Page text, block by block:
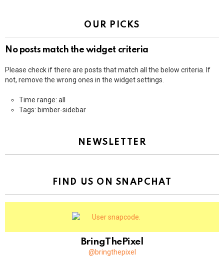
OUR PICKS
No posts match the widget criteria
Please check if there are posts that match all the below criteria. If
not, remove the wrong ones in the widget settings.
Time range: all
Tags: bimber-sidebar
NEWSLETTER
FIND US ON SNAPCHAT
BringThePixel
@bringthepixel